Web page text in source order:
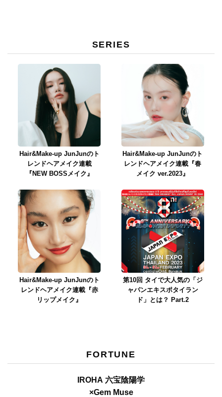
SERIES
Hair&Make-up JunJunのト
レンドヘアメイク連載
『NEW BOSSメイク』
Hair&Make-up JunJunのト
レンドヘアメイク連載『春
メイク ver.2023』
Hair&Make-up JunJunのト
レンドヘアメイク連載『赤
リップメイク』
第10回 タイで大人気の「ジ
ャパンエキスポタイラン
ド」とは？ Part.2
FORTUNE
IROHA 六宝陰陽学
×Gem Muse